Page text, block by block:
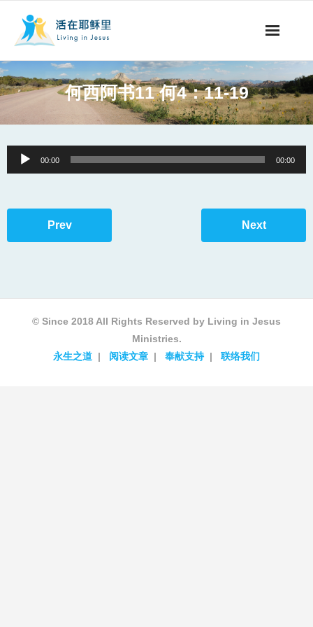
事工概要
阅读文章
何西阿书11 何4：11-19
Audio
Player
00:00 00:00
Prev Next
© Since 2018 All Rights Reserved by Living in Jesus
Ministries.
永生之道
阅读文章 奉献支持 联络我们